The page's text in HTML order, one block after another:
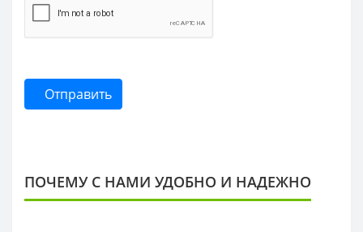
Отправить
ПОЧЕМУ С НАМИ УДОБНО И НАДЕЖНО